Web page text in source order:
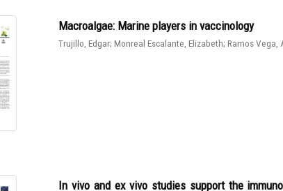
Macroalgae: Marine players in vaccinology
Trujillo, Edgar;Monreal Escalante, Elizabeth;Ramos Vega,
In vivo and ex vivo studies support the